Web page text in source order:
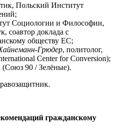
Польский Институт
Социологии и Философии,
соавтор доклада с
обществу ЕС;
Грюдер, политолог,
Center for Conversion);
(Союз 90 / Зелёные).
гражданскому